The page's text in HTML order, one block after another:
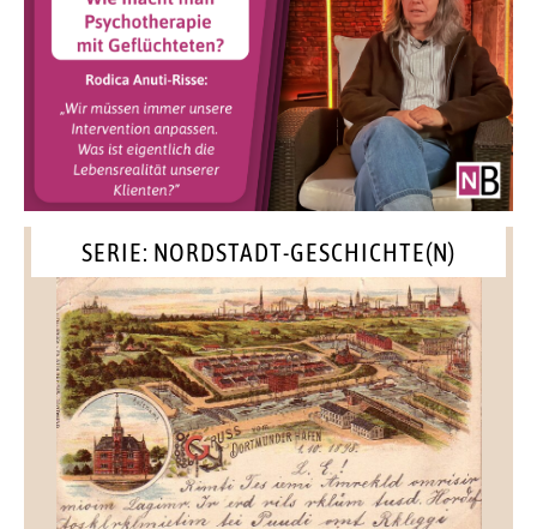
SERIE: NORDSTADT-GESCHICHTE(N)